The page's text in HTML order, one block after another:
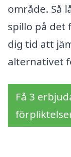
område. Så
spillo på det
dig tid att
alternativet
Få 3